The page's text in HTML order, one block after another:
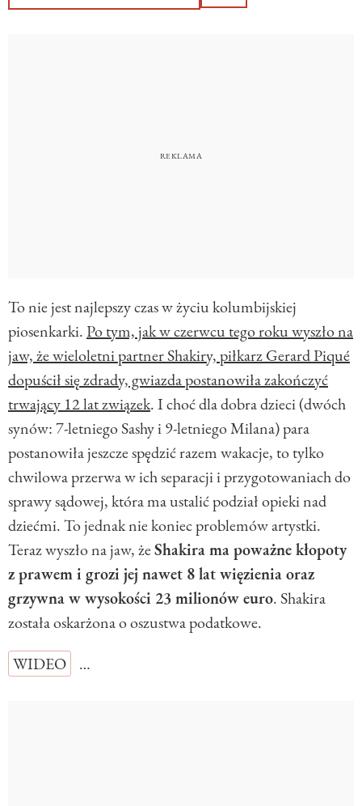
To nie jest najlepszy czas w życiu kolumbijskiej
piosenkarki.Po tym, jak w czerwcu tego roku wyszło na
jaw, że wieloletni partner Shakiry, piłkarz Gerard Piqué
dopuścił się zdrady, gwiazda postanowiła zakończyć
trwający 12 lat związek. I choć dla dobra dzieci (dwóch
synów: 7-letniego Sashy i 9-letniego Milana) para
postanowiła jeszcze spędzić razem wakacje, to tylko
chwilowa przerwa w ich separacji i przygotowaniach do
sprawy sądowej, która ma ustalić podział opieki nad
dziećmi. To jednak nie koniec problemów artystki.
Teraz wyszło na jaw, żeShakira ma poważne kłopoty
z prawem i grozi jej nawet 8 lat więzienia oraz
grzywna w wysokości 23 milionów euro. Shakira
została oskarżona o oszustwa podatkowe.
WIDEO
…